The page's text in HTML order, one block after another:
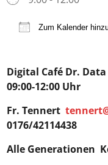
Zum Kalender
Digital Café Dr. Data
09:00-12:00 Uhr
Fr. Tennert
0176/42114438
Alle Generationen